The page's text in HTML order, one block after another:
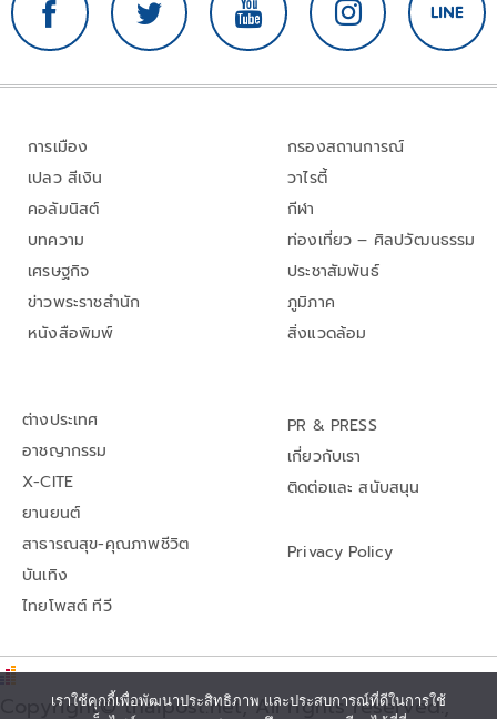
การเมือง
เปลว สีเงิน
คอลัมนิสต์
บทความ
เศรษฐกิจ
ข่าวพระราชสำนัก
หนังสือพิมพ์
กรองสถานการณ์
วาไรตี้
กีฬา
ท่องเที่ยว – ศิลปวัฒนธรรม
ประชาสัมพันธ์
ภูมิภาค
สิ่งแวดล้อม
ต่างประเทศ
อาชญากรรม
X-CITE
ยานยนต์
สาธารณสุข-คุณภาพชีวิต
บันเทิง
ไทยโพสต์ ทีวี
PR & PRESS
เกี่ยวกับเรา
ติดต่อและ สนับสนุน
Privacy Policy
Copyright© thaipost.net, All rights reserved.,
เราใช้คุกกี้เพื่อพัฒนาประสิทธิภาพ และประสบการณ์ที่ดีในการใช้